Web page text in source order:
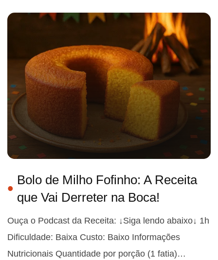
Bolo de Milho Fofinho: A Receita
que Vai Derreter na Boca!
Ouça o Podcast da Receita: ↓Siga lendo abaixo↓ 1h
Dificuldade: Baixa Custo: Baixo Informações
Nutricionais Quantidade por porção (1 fatia)…